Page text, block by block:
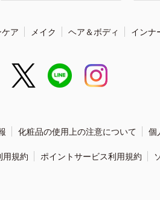
ア メイク ヘア＆ボディ インナ
化粧品の使用上の注意について 個
用規約 ポイントサービス利用規約